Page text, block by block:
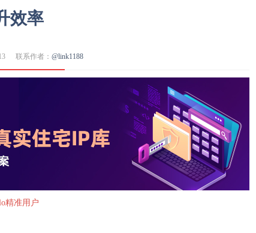
效率
联系作者： @link1188
精准用户